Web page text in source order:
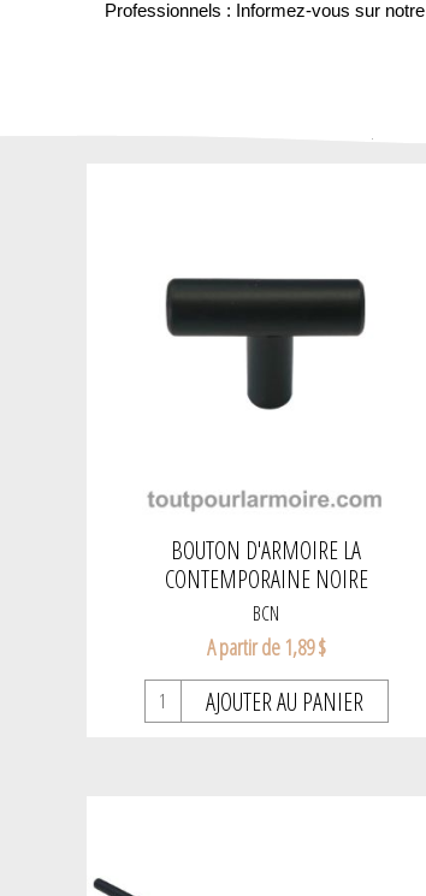
Professionnels : Informez-vous sur notre
BOUTON D'ARMOIRE LA
CONTEMPORAINE NOIRE
BCN
A partir de 1,89 $
AJOUTER AU PANIER